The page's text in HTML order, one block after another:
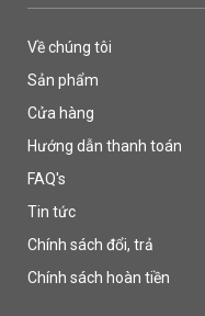
Về chúng tôi
Sản phẩm
Cửa hàng
Hướng dẫn thanh toán
FAQ's
Tin tức
Chính sách đổi, trả
Chính sách hoàn tiền